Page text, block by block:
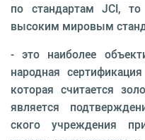
по стандартам JCI,
высоким мировым
- это наиболее
народная
которая считается
является
ского учреждения